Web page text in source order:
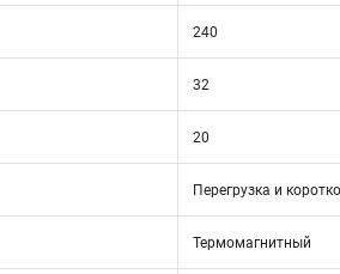
240
32
20
Перегрузка и
Термомагнитный